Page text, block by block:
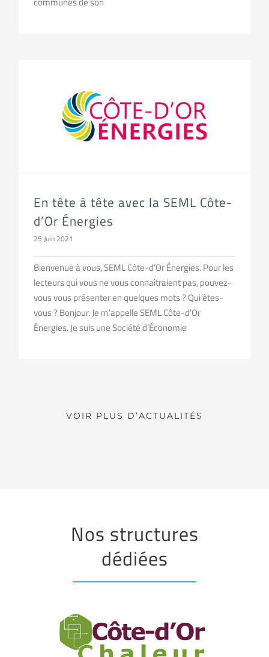
En tête à tête avec la SEML Côte-
d’Or Énergies
25 Juin 2021
Bienvenue à vous, SEML Côte-d’Or Énergies. Pour les
lecteurs qui vous ne vous connaîtraient pas, pouvez-
vous vous présenter en quelques mots ? Qui êtes-
vous ? Bonjour. Je m’appelle SEML Côte-d’Or
Énergies. Je suis une Société d’Économie
VOIR PLUS D’ACTUALITÉS
Nos structures
dédiées